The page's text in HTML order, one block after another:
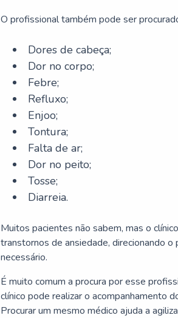
O profissional também pode ser
Dores de cabeça;
Dor no corpo;
Febre;
Refluxo;
Enjoo;
Tontura;
Falta de ar;
Dor no peito;
Tosse;
Diarreia.
Muitos pacientes não sabem, mas o
transtornos de ansiedade, direcionando
necessário.
É muito comum a procura por esse
clínico pode realizar o acompanhamento
Procurar um mesmo médico ajuda a